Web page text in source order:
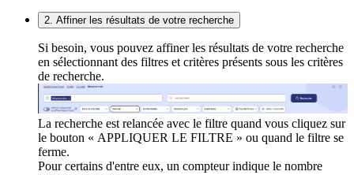
2. Affiner les résultats de votre recherche
Si besoin, vous pouvez affiner les résultats de votre recherche
en sélectionnant des filtres et critères présents sous les critères
de recherche.
La recherche est relancée avec le filtre quand vous cliquez sur
le bouton « APPLIQUER LE FILTRE » ou quand le filtre se
ferme.
Pour certains d'entre eux, un compteur indique le nombre